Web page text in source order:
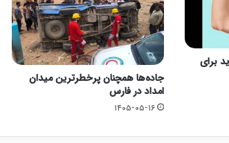
برای
جاده‌ها همچنان پرخطرترین میدان
امداد در فارس
۱۴۰۵-۰۵-۱۶